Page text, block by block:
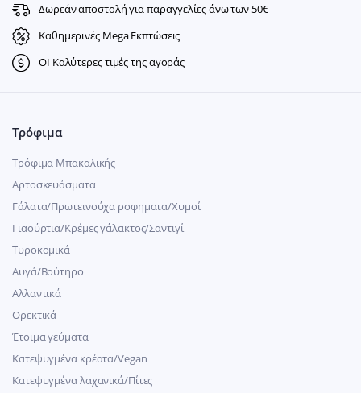
Δωρεάν αποστολή για παραγγελίες άνω των 50€
Καθημερινές Mega Εκπτώσεις
ΟΙ Καλύτερες τιμές της αγοράς
Τρόφιμα
Τρόφιμα Μπακαλικής
Αρτοσκευάσματα
Γάλατα/Πρωτεινούχα ροφηματα/Χυμοί
Γιαούρτια/Κρέμες γάλακτος/Σαντιγί
Τυροκομικά
Αυγά/Βούτηρο
Αλλαντικά
Ορεκτικά
Έτοιμα γεύματα
Κατεψυγμένα κρέατα/Vegan
Kατεψυγμένα λαχανικά/Πίτες